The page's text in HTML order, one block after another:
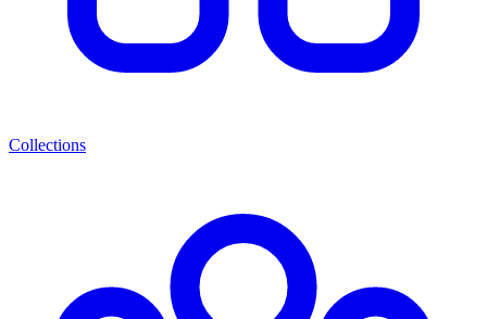
Collections